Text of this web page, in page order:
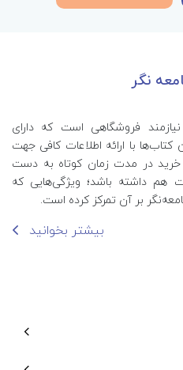
نگر
فروشگاهی است که دارای
با ارائه اطلاعات کافی جهت
در مدت زمان کوتاه به دست
هم داشته باشد؛ ویژگی‌هایی که
بر آن تمرکز کرده است.
بیشتر بخوانید